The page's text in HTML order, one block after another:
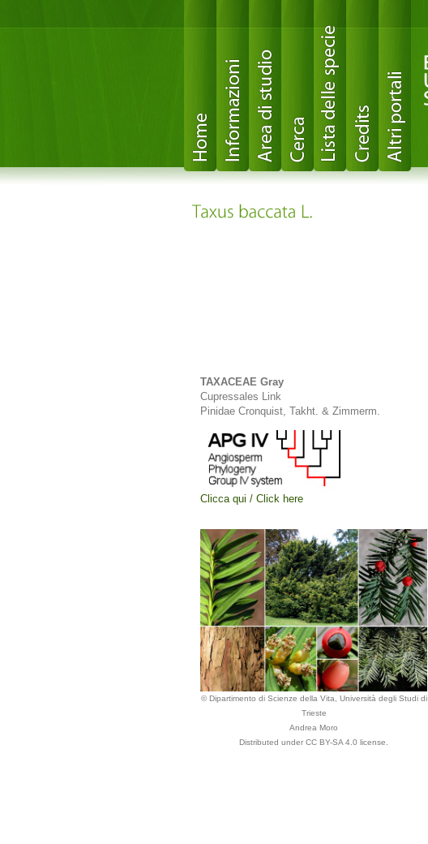
TAXACEAE Gray
Cupressales Link
Pinidae Cronquist, Takht. & Zimmerm.
Clicca qui / Click here
© Dipartimento di Scienze della Vita, Università degli Studi di
Trieste
Andrea Moro
Distributed under CC BY-SA 4.0 license.